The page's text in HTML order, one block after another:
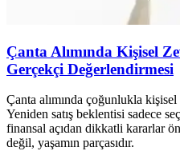
Çanta Alımında Kişisel
Gerçekçi Değerlendirmesi
Çanta alımında çoğunlukla
Yeniden satış beklentisi sadece
finansal açıdan dikkatli kararlar
değil, yaşamın parçasıdır.